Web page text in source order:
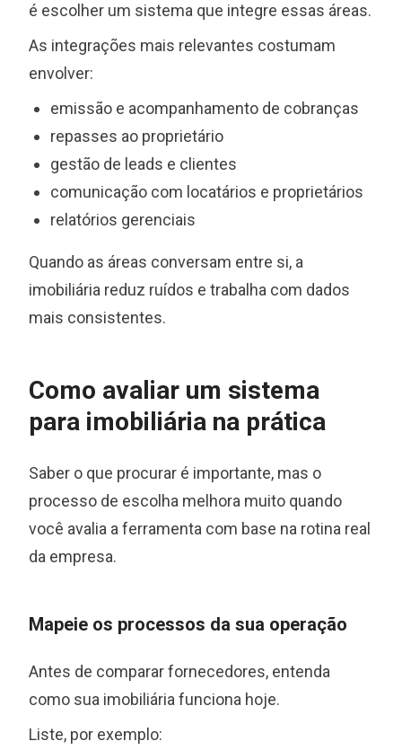
é escolher um sistema que integre essas áreas.
As integrações mais relevantes costumam
envolver:
emissão e acompanhamento de cobranças
repasses ao proprietário
gestão de leads e clientes
comunicação com locatários e proprietários
relatórios gerenciais
Quando as áreas conversam entre si, a
imobiliária reduz ruídos e trabalha com dados
mais consistentes.
Como avaliar um sistema
para imobiliária na prática
Saber o que procurar é importante, mas o
processo de escolha melhora muito quando
você avalia a ferramenta com base na rotina real
da empresa.
Mapeie os processos da sua operação
Antes de comparar fornecedores, entenda
como sua imobiliária funciona hoje.
Liste, por exemplo: